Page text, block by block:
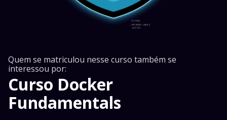
Quem se matriculou nesse curso também se
interessou por:
Curso Docker
Fundamentals